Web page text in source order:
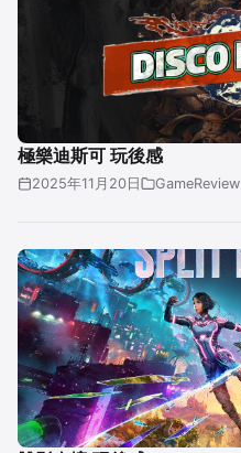
極樂迪斯可 玩後感
2025年11月20日 GameReview